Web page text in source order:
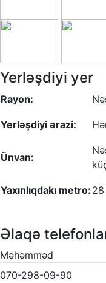
Yerləşdiyi yer
Rayon:
Yerləşdiyi ərazi:
Ünvan:
Yaxınlıqdakı metro:
Əlaqə
Məhəmməd
070-298-09-90